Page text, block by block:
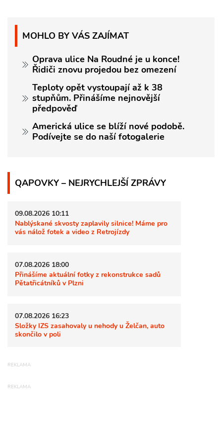
MOHLO BY VÁS ZAJÍMAT
Oprava ulice Na Roudné je u konce!
Řidiči znovu projedou bez omezení
Teploty opět vystoupají až k 38
stupňům. Přinášíme nejnovější
předpověď
Americká ulice se blíží nové podobě.
Podívejte se do naší fotogalerie
QAPOVKY – NEJRYCHLEJŠÍ ZPRÁVY
09.08.2026 10:11
Nablýskané skvosty zaplavily silnice! Máme pro
vás nálož fotek a video z Retrojízdy
07.08.2026 18:00
Přinášíme aktuální fotky z rekonstrukce sadů
Pětatřicátníků v Plzni
07.08.2026 16:23
Složky IZS zasahovaly u nehody u Želčan, auto
skončilo v poli